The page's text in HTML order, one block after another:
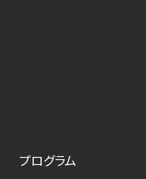
プログラム